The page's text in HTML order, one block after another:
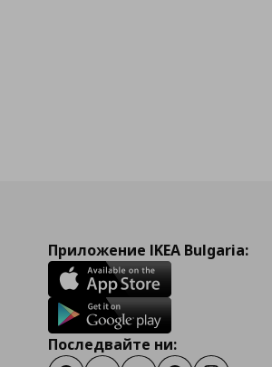
Приложение IKEA Bulgaria:
Последвайте ни: